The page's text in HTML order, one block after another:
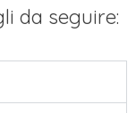
da seguire: